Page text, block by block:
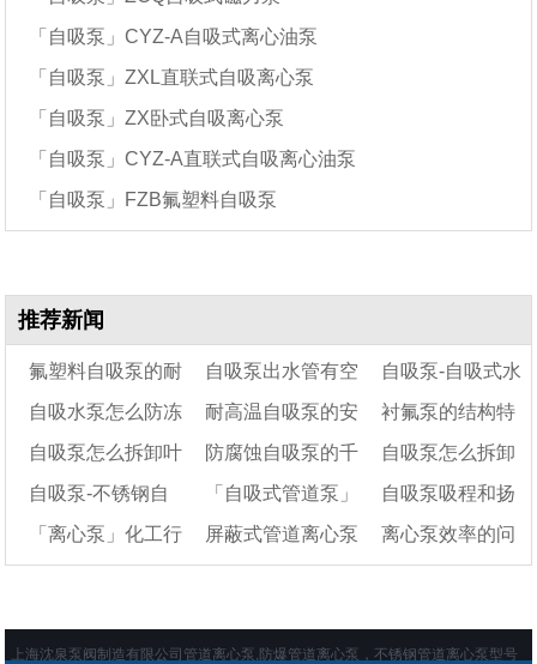
「自吸泵」CYZ-A自吸式离心油泵
「自吸泵」ZXL直联式自吸离心泵
「自吸泵」ZX卧式自吸离心泵
「自吸泵」CYZ-A直联式自吸离心油泵
「自吸泵」FZB氟塑料自吸泵
推荐新闻
氟塑料自吸泵的耐
腐蚀性能怎么样
自吸泵出水管有空
气怎么办
自吸泵-自吸式水
自吸水泵怎么防冻 耐高温自吸泵的安
装方法
衬氟泵的结构特
自吸泵怎么拆卸叶 防腐蚀自吸泵的千
瓦与马力有什么区
别?
自吸泵怎么拆卸
自吸泵-不锈钢自
吸泵
「自吸式管道泵」
自吸泵选型指南
自吸泵吸程和扬
程一般多少米
「离心泵」化工行 屏蔽式管道离心泵 离心泵效率的问
上海沈泉泵阀制造有限公司管道离心泵,防爆管道离心泵，不锈钢管道离心泵型号